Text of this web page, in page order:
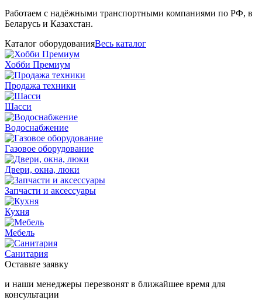
Работаем с надёжными транспортными компаниями по РФ, в
Беларусь и Казахстан.
Каталог оборудованияВесь каталог
Хобби Премиум
Продажа техники
Шасси
Водоснабжение
Газовое оборудование
Двери, окна, люки
Запчасти и аксессуары
Кухня
Мебель
Санитария
Оставьте заявку
и наши менеджеры перезвонят в ближайшее время для
консультации